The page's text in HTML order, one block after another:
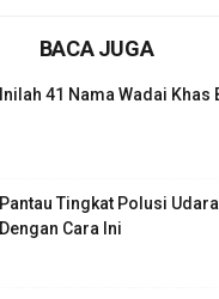
BACA JUGA
Inilah 41 Nama Wadai Khas
Pantau Tingkat Polusi
Dengan Cara Ini